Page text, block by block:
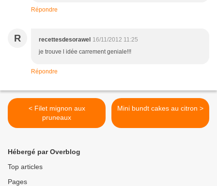
Répondre
R recettesdesorawel 16/11/2012 11:25
je trouve l idée carrement geniale!!!
Répondre
< Filet mignon aux
pruneaux
Mini bundt cakes au citron >
Hébergé par Overblog
Top articles
Pages